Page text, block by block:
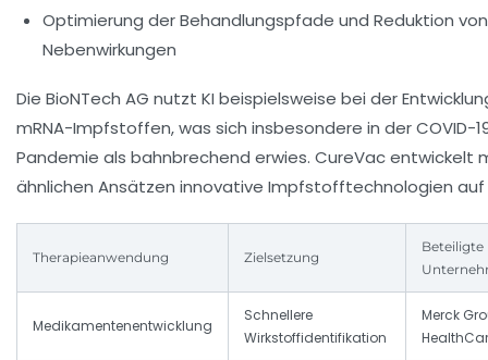
Optimierung der Behandlungspfade und Reduktion von
Nebenwirkungen
Die BioNTech AG nutzt KI beispielsweise bei der
mRNA-Impfstoffen, was sich insbesondere in der COVID-
Pandemie als bahnbrechend erwies. CureVac entwickelt
ähnlichen Ansätzen innovative Impfstofftechnologien auf
Therapieanwendung Zielsetzung
Beteiligte
Medikamentenentwicklung
Schnellere
Wirkstoffidentifikation
Merck